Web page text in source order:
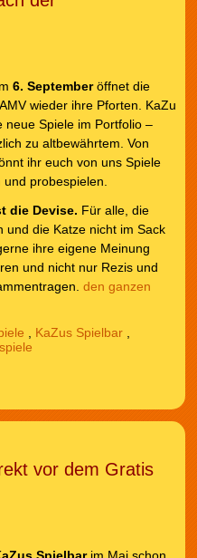
6. Septemberöffnet die
wieder ihre Pforten. KaZu
neue Spiele im Portfolio –
zu altbewährtem. Von
ihr euch von uns Spiele
probespielen.
die Devise. Für alle, die
und die Katze nicht im Sack
ihre eigene Meinung
und nicht nur Rezis und
den ganzen
, KaZus Spielbar,
vor dem Gratis